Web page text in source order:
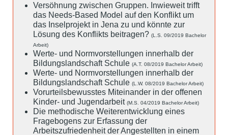
Versöhnung zwischen Gruppen. Inwieweit trifft
das Needs-Based Model auf den Konflikt um
das Inselprojekt in Jena zu und könnte zur
Lösung des Konflikts beitragen? (L.S. 09/2019 Bachelor
Arbeit)
Werte- und Normvorstellungen innerhalb der
Bildungslandschaft Schule (A.T. 08/2019 Bachelor Arbeit)
Werte- und Normvorstellungen innerhalb der
Bildungslandschaft Schule (L.W. 08/2019 Bachelor Arbeit)
Vorurteilsbewusstes Miteinander in der offenen
Kinder- und Jugendarbeit (M.S. 04/2019 Bachelor Arbeit)
Die methodische Weiterentwicklung eines
Fragebogens zur Erfassung der
Arbeitszufriedenheit der Angestellten in einem